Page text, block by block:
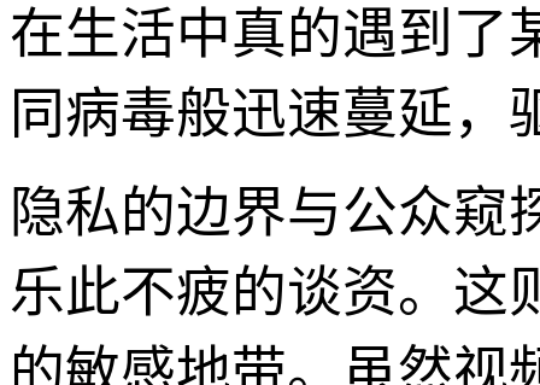
在生活中真的遇到了
同病毒般迅速蔓延，
隐私的边界与公众窥
乐此不疲的谈资。这
的敏感地带。虽然视